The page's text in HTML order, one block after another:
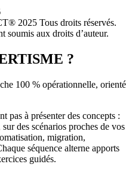
2025 Tous droits réservés.
soumis aux droits d’auteur.
?
100 % opérationnelle,
pas à présenter des concepts :
des scénarios proches de vos
migration,
séquence alterne apports
guidés.